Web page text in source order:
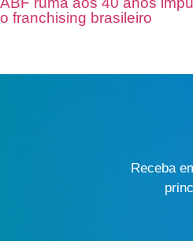
o franchising brasileiro
Receba